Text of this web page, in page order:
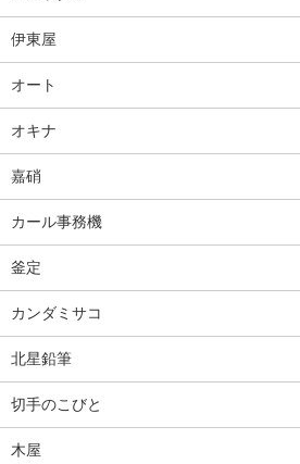
伊東屋
オート
オキナ
嘉硝
カール事務機
釜定
カンダミサコ
北星鉛筆
切手のこびと
木屋